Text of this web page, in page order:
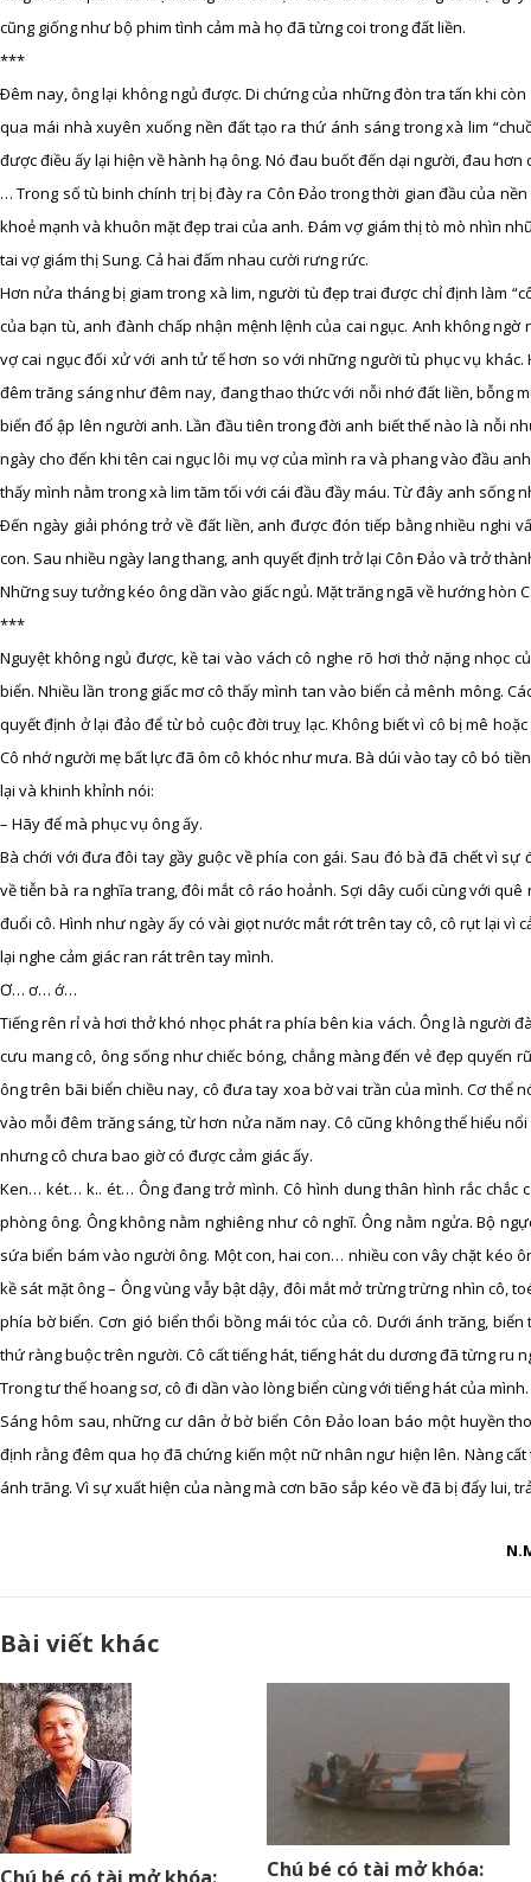
cũng giống như bộ phim tình cảm mà họ đã từng coi trong đất liền.
***
Ðêm nay, ông lại không ngủ được. Di chứng của những đòn tra tấn khi
qua mái nhà xuyên xuống nền đất tạo ra thứ ánh sáng trong xà lim
được điều ấy lại hiện về hành hạ ông. Nó đau buốt đến dại người, đau
… Trong số tù binh chính trị bị đày ra Côn Ðảo trong thời gian đầu của
khoẻ mạnh và khuôn mặt đẹp trai của anh. Ðám vợ giám thị tò mò nhìn
tai vợ giám thị Sung. Cả hai đấm nhau cười rưng rức.
Hơn nửa tháng bị giam trong xà lim, người tù đẹp trai được chỉ định làm
của bạn tù, anh đành chấp nhận mệnh lệnh của cai ngục. Anh không
vợ cai ngục đối xử với anh tử tế hơn so với những người tù phục vụ
đêm trăng sáng như đêm nay, đang thao thức với nỗi nhớ đất liền, bỗng
biển đổ ập lên người anh. Lần đầu tiên trong đời anh biết thế nào là nỗi
ngày cho đến khi tên cai ngục lôi mụ vợ của mình ra và phang vào đầu
thấy mình nằm trong xà lim tăm tối với cái đầu đầy máu. Từ đây anh sống
Ðến ngày giải phóng trở về đất liền, anh được đón tiếp bằng nhiều nghi
con. Sau nhiều ngày lang thang, anh quyết định trở lại Côn Ðảo và trở
Những suy tưởng kéo ông dần vào giấc ngủ. Mặt trăng ngã về hướng hòn
***
Nguyệt không ngủ được, kề tai vào vách cô nghe rõ hơi thở nặng nhọc
biển. Nhiều lần trong giấc mơ cô thấy mình tan vào biển cả mênh mông.
quyết định ở lại đảo để từ bỏ cuộc đời truỵ lạc. Không biết vì cô bị mê
Cô nhớ người mẹ bất lực đã ôm cô khóc như mưa. Bà dúi vào tay cô bó
lại và khinh khỉnh nói:
– Hãy để mà phục vụ ông ấy.
Bà chới với đưa đôi tay gầy guộc về phía con gái. Sau đó bà đã chết vì
về tiễn bà ra nghĩa trang, đôi mắt cô ráo hoảnh. Sợi dây cuối cùng với
đuổi cô. Hình như ngày ấy có vài giọt nước mắt rớt trên tay cô, cô rụt lại vì
lại nghe cảm giác ran rát trên tay mình.
Ơ… ơ… ớ…
Tiếng rên rỉ và hơi thở khó nhọc phát ra phía bên kia vách. Ông là người
cưu mang cô, ông sống như chiếc bóng, chẳng màng đến vẻ đẹp quyến
ông trên bãi biển chiều nay, cô đưa tay xoa bờ vai trần của mình. Cơ thể
vào mỗi đêm trăng sáng, từ hơn nửa năm nay. Cô cũng không thể hiểu
nhưng cô chưa bao giờ có được cảm giác ấy.
Ken… két… k.. ét… Ông đang trở mình. Cô hình dung thân hình rắc chắc
phòng ông. Ông không nằm nghiêng như cô nghĩ. Ông nằm ngửa. Bộ
sứa biển bám vào người ông. Một con, hai con… nhiều con vây chặt kéo
kề sát mặt ông – Ông vùng vẫy bật dậy, đôi mắt mở trừng trừng nhìn cô,
phía bờ biển. Cơn gió biển thổi bồng mái tóc của cô. Dưới ánh trăng,
thứ ràng buộc trên người. Cô cất tiếng hát, tiếng hát du dương đã từng ru
Trong tư thế hoang sơ, cô đi dần vào lòng biển cùng với tiếng hát của
Sáng hôm sau, những cư dân ở bờ biển Côn Ðảo loan báo một huyền
định rằng đêm qua họ đã chứng kiến một nữ nhân ngư hiện lên. Nàng
ánh trăng. Vì sự xuất hiện của nàng mà cơn bão sắp kéo về đã bị đẩy lui,
Bài viết khác
Chú bé có tài mở khóa: